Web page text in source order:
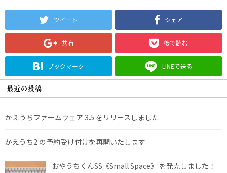
ツイート シェア
共有 後で読む
ブックマーク LINEで送る
最近の投稿
かえうちファームウェア 3.5 をリリースしました
かえうち2 の予約受け付けを再開いたします
おやうちくんSS《Small Space》 を発売しました！